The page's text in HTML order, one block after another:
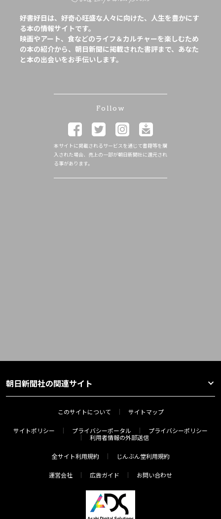
好書好日は、好奇心旺盛な人々に向けた、人生を豊かにす
る本の情報サイトです。
映画やアート、食などのライフ＆カルチャーを楽しむため
の本の紹介から、朝日新聞に掲載された書評まで、あなた
と本の出会いをお手伝いします。
Follow
本サイトに掲載されるサービスを通じて書籍等を購
入された場合、売上の一部が朝日新聞社に還元され
る事があります。
朝日新聞社の関連サイト
このサイトについて サイトマップ
サイトポリシー プライバシーポータル
プライバシーポリシー
利用者情報の外部送信
全サイト利用規約 じんぶん堂利用規約
運営会社 広告ガイド お問い合わせ